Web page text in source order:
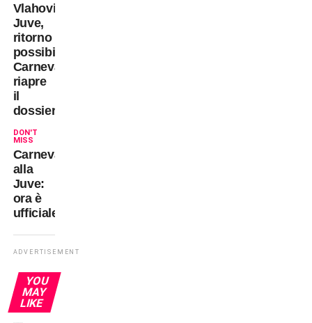
Vlahovic-
Juve,
ritorno
possibile?
Carnevali
riapre
il
dossier
DON'T
MISS
Carnevali
alla
Juve:
ora è
ufficiale!
ADVERTISEMENT
YOU
MAY
LIKE